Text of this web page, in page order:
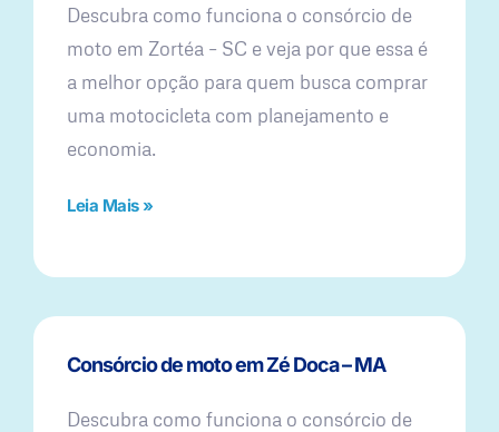
Descubra como funciona o consórcio de
moto em Zortéa – SC e veja por que essa é
a melhor opção para quem busca comprar
uma motocicleta com planejamento e
economia.
Leia Mais »
Consórcio de moto em Zé Doca – MA
Descubra como funciona o consórcio de